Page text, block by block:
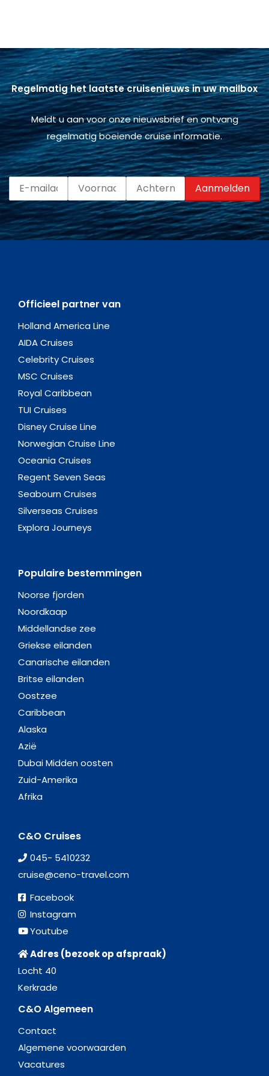
Regelmatig het laatste cruisenieuws in uw mailbox
Meldt u aan voor onze nieuwsbrief en ontvang
regelmatig boeiende cruise informatie.
Officieel partner van
Holland America Line
AIDA Cruises
Celebrity Cruises
MSC Cruises
Royal Caribbean
TUI Cruises
Disney Cruise Line
Norwegian Cruise Line
Oceania Cruises
Regent Seven Seas
Seabourn Cruises
Silverseas Cruises
Explora Journeys
Populaire bestemmingen
Noorse fjorden
Noordkaap
Middellandse zee
Griekse eilanden
Canarische eilanden
Britse eilanden
Oostzee
Caribbean
Alaska
Azië
Dubai Midden oosten
Zuid-Amerika
Afrika
C&O Cruises
045- 5410232
cruise@ceno-travel.com
Facebook
Instagram
Youtube
Adres (bezoek op afspraak)
Locht 40
Kerkrade
C&O Algemeen
Contact
Algemene voorwaarden
Vacatures